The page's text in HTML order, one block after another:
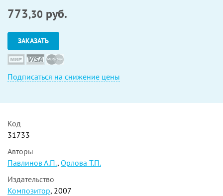
773,30 руб.
ЗАКАЗАТЬ
Подписаться на снижение цены
Код
31733
Авторы
Павлинов А.П., Орлова Т.П.
Издательство
Композитор, 2007